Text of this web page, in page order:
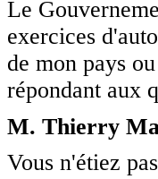
Le
exercices
de mon pays
répondant aux
M. Thierry
Vous n'étiez